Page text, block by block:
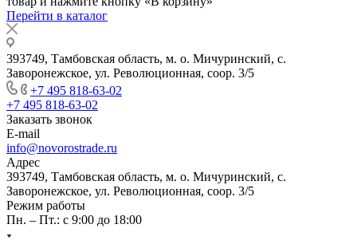
Перейти в каталог
393749, Тамбовская область, м. о. Мичуринский, с.
Заворонежское, ул. Революционная, соор. 3/5
+7 495 818-63-02
+7 495 818-63-02
Заказать звонок
E-mail
info@novorostrade.ru
Адрес
393749, Тамбовская область, м. о. Мичуринский, с.
Заворонежское, ул. Революционная, соор. 3/5
Режим работы
Пн. – Пт.: с 9:00 до 18:00